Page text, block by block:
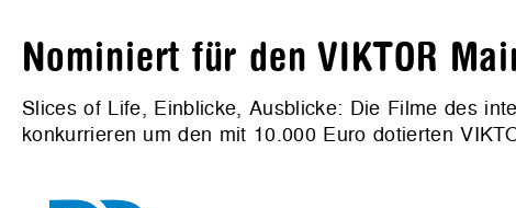
Nominiert für den VIKTOR
Slices of Life, Einblicke, Ausblicke: Die Filme des
konkurrieren um den mit 10.000 Euro dotierten